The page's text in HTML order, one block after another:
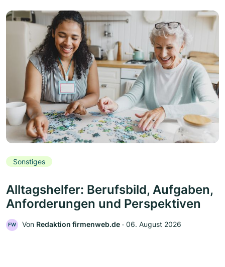
Sonstiges
Alltagshelfer: Berufsbild, Aufgaben,
Anforderungen und Perspektiven
FW Von Redaktion firmenweb.de ‧ 06. August 2026